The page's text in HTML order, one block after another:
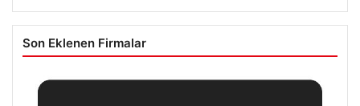
Son Eklenen Firmalar